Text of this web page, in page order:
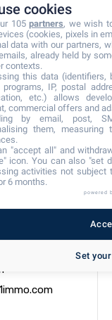
17 480 ROSAS
cookies
105partners, we wish
(cookies, pixels in
data with our partners,
already held by
contexts.
this data (identifiers,
programs, IP, postal
etc.) allows
commercial offers and
by email, post,
them, measuring
"accept all" and
icon. You can also "set
activities not subject
6 months.
powered
Set